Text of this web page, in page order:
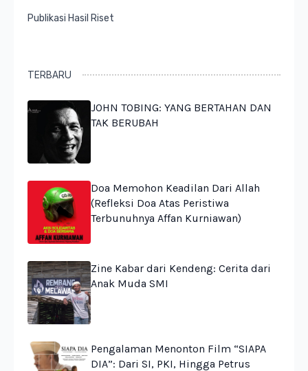
Publikasi Hasil Riset
TERBARU
JOHN TOBING: YANG BERTAHAN DAN
TAK BERUBAH
Doa Memohon Keadilan Dari Allah
(Refleksi Doa Atas Peristiwa
Terbunuhnya Affan Kurniawan)
Zine Kabar dari Kendeng: Cerita dari
Anak Muda SMI
Pengalaman Menonton Film “SIAPA
DIA”: Dari SI, PKI, Hingga Petrus